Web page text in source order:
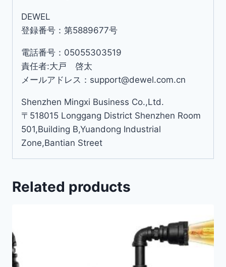
DEWEL
登録番号：第5889677号
電話番号：05055303519
責任者:大戸 啓太
メールアドレス：support@dewel.com.cn
Shenzhen Mingxi Business Co.,Ltd.
〒518015 Longgang District Shenzhen Room
501,Building B,Yuandong Industrial
Zone,Bantian Street
Related products